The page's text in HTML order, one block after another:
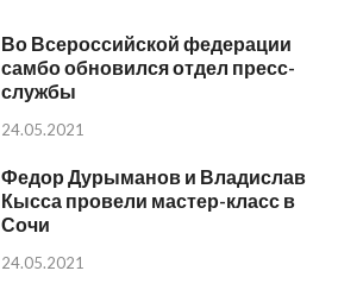
Во Всероссийской федерации
самбо обновился отдел пресс-
службы
24.05.2021
Федор Дурыманов и Владислав
Кысса провели мастер-класс в
Сочи
24.05.2021